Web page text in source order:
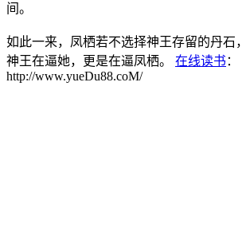
间。
如此一来，凤栖若不选择神王存留的丹石
神王在逼她，更是在逼凤栖。 在线读书 ：
http://www.yueDu88.coM/